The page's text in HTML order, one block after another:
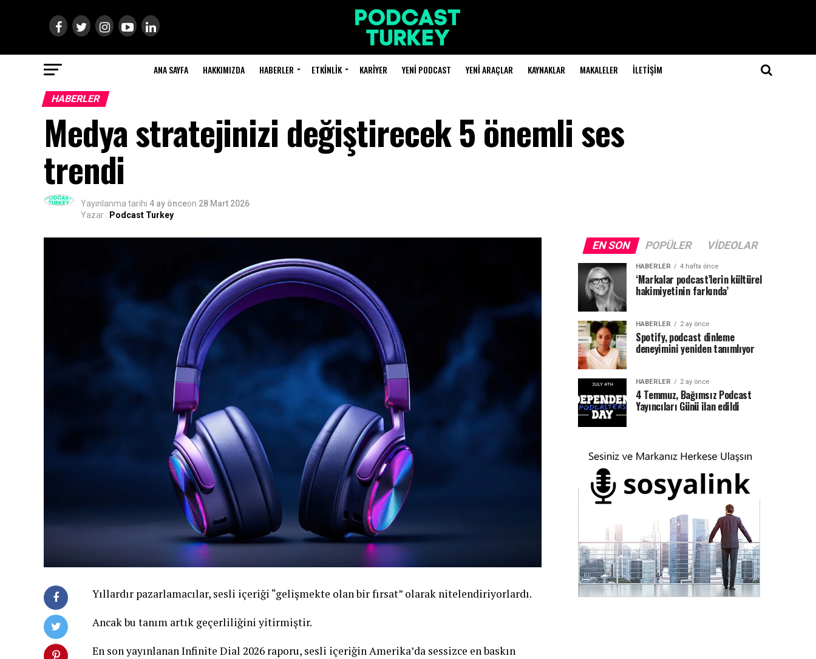
ANA SAYFA HAKKIMIZDA HABERLER ETKINLIK KARIYER YENI PODCAST YENI ARAÇLAR KAYNAKLAR MAKALELER İLETIŞIM
HABERLER
Medya stratejinizi değiştirecek 5 önemli ses
trendi
Yayınlanma tarihi 4 ay önceon 28 Mart 2026
Yazar : Podcast Turkey
Yıllardır pazarlamacılar, sesli içeriği “gelişmekte olan bir fırsat” olarak nitelendiriyorlardı.
Ancak bu tanım artık geçerliliğini yitirmiştir.
En son yayınlanan Infinite Dial 2026 raporu, sesli içeriğin Amerika’da sessizce en baskın
EN SON POPÜLER VIDEOLAR
HABERLER 4 hafta önce
‘Markalar podcast’lerin kültürel
hakimiyetinin farkında’
HABERLER 2 ay önce
Spotify, podcast dinleme
deneyimini yeniden tanımlıyor
HABERLER 2 ay önce
4 Temmuz, Bağımsız Podcast
Yayıncıları Günü ilan edildi